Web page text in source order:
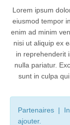
Lorem ipsum
eiusmod tempor
enim ad minim
nisi ut aliquip ex
in reprehenderit
nulla pariatur.
sunt in culpa
Partenaires |
ajouter.